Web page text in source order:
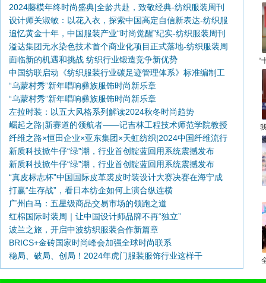
2024藤模年终时尚盛典|全龄共赴，致敬经典-纺织服装周刊
设计师关淑敏：以花入衣，探索中国高定自信新表达-纺织服
装周刊
追忆黄金十年，中国服装产业“时尚觉醒”纪实-纺织服装周刊
溢达集团无水染色技术首个商业化项目正式落地-纺织服装周
刊
面临新的机遇和挑战 纺织行业锻造竞争新优势
中国纺联启动《纺织服装行业碳足迹管理体系》标准编制工
作
“乌蒙村秀”新年唱响彝族服饰时尚新乐章
“乌蒙村秀”新年唱响彝族服饰时尚新乐章
左拉时装：以五大风格系列解读2024秋冬时尚趋势
崛起之路|新赛道的领航者——记吉林工程技术师范学院教授
张跃
纤维之路×恒田企业×亚东集团×天虹纺织|2024中国纤维流行
趋势对接交流活动走进江苏
新质科技掀牛仔“绿”潮，行业首创靛蓝回用系统震撼发布
新质科技掀牛仔“绿”潮，行业首创靛蓝回用系统震撼发布
“真皮标志杯”中国国际皮革裘皮时装设计大赛决赛在海宁成
功举行
打赢“生存战”，看日本纺企如何上演合纵连横
广州白马：五星级商品交易市场的领跑之道
红棉国际时装周｜让中国设计师品牌不再“独立”
波兰之旅，开启中波纺织服装合作新篇章
BRICS+金砖国家时尚峰会加强全球时尚联系
稳局、破局、创局！2024年虎门服装服饰行业这样干
“